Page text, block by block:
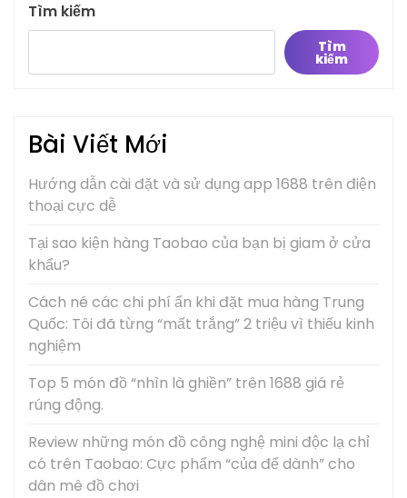
Tìm kiếm
Tìm
kiếm
Bài Viết Mới
Hướng dẫn cài đặt và sử dụng app 1688 trên điện
thoại cực dễ
Tại sao kiện hàng Taobao của bạn bị giam ở cửa
khẩu?
Cách né các chi phí ẩn khi đặt mua hàng Trung
Quốc: Tôi đã từng “mất trắng” 2 triệu vì thiếu kinh
nghiệm
Top 5 món đồ “nhìn là ghiền” trên 1688 giá rẻ
rúng động.
Review những món đồ công nghệ mini độc lạ chỉ
có trên Taobao: Cực phẩm “của để dành” cho
dân mê đồ chơi